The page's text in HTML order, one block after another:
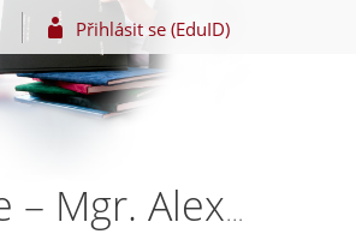
Přihlásit se (EduID)
Dohody omezující hospodářskou soutěž a jejich právní regulace – Mgr. Alexandra Ivánica